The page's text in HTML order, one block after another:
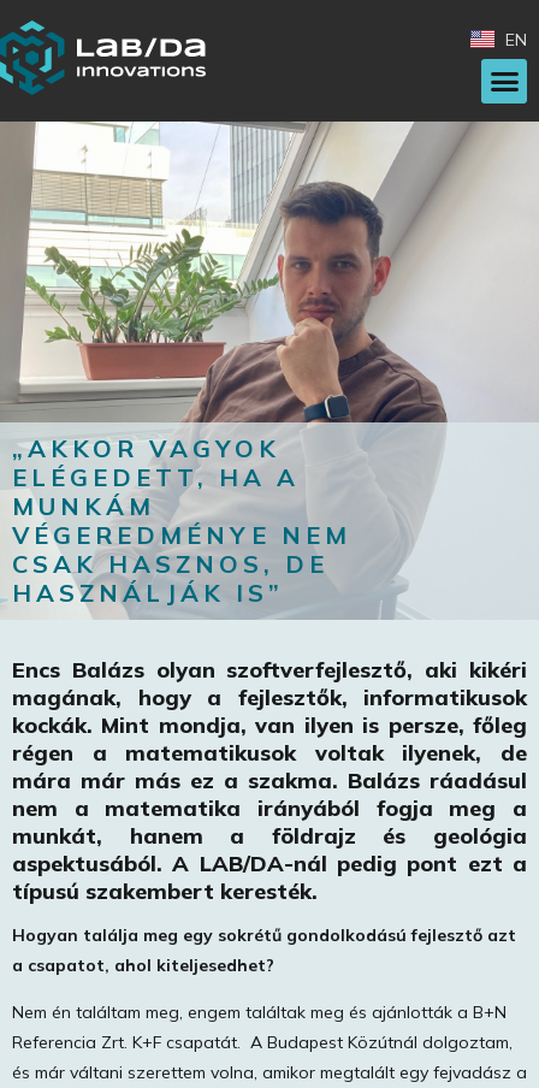
EN
„AKKOR VAGYOK
ELÉGEDETT, HA A
MUNKÁM
VÉGEREDMÉNYE NEM
CSAK HASZNOS, DE
HASZNÁLJÁK IS”
Encs Balázs olyan szoftverfejlesztő, aki kikéri
magának, hogy a fejlesztők, informatikusok
kockák. Mint mondja, van ilyen is persze, főleg
régen a matematikusok voltak ilyenek, de
mára már más ez a szakma. Balázs ráadásul
nem a matematika irányából fogja meg a
munkát, hanem a földrajz és geológia
aspektusából. A LAB/DA-nál pedig pont ezt a
típusú szakembert keresték.
Hogyan találja meg egy sokrétű gondolkodású fejlesztő azt
a csapatot, ahol kiteljesedhet?
Nem én találtam meg, engem találtak meg és ajánlották a B+N
Referencia Zrt. K+F csapatát. A Budapest Közútnál dolgoztam,
és már váltani szerettem volna, amikor megtalált egy fejvadász a